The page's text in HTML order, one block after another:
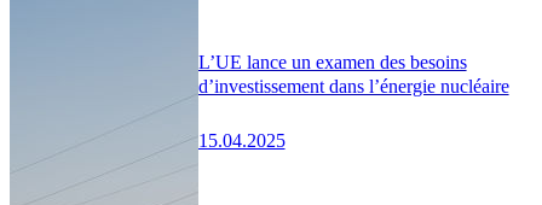
L’UE lance un examen des besoins
d’investissement dans l’énergie nucléaire
15.04.2025